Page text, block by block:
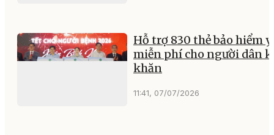
Hỗ trợ 830 thẻ bảo hiểm
miễn phí cho người dân
khăn
11:41, 07/07/2026